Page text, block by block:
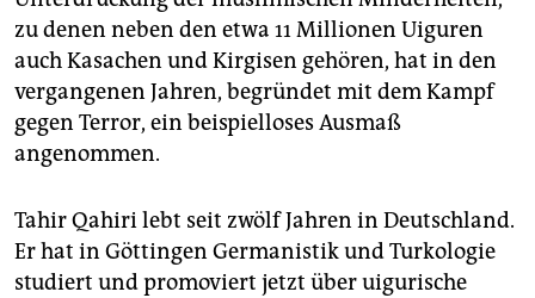
zu denen neben den etwa 11 Millionen Uiguren
auch Kasachen und Kirgisen gehören, hat in den
vergangenen Jahren, begründet mit dem Kampf
gegen Terror, ein beispielloses Ausmaß
angenommen.
Tahir Qahiri lebt seit zwölf Jahren in Deutschland.
Er hat in Göttingen Germanistik und Turkologie
studiert und promoviert jetzt über uigurische